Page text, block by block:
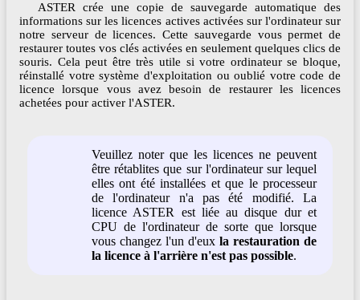
ASTER crée une copie de sauvegarde automatique des
informations sur les licences actives activées sur l'ordinateur sur
notre serveur de licences. Cette sauvegarde vous permet de
restaurer toutes vos clés activées en seulement quelques clics de
souris. Cela peut être très utile si votre ordinateur se bloque,
réinstallé votre système d'exploitation ou oublié votre code de
licence lorsque vous avez besoin de restaurer les licences
achetées pour activer l'ASTER.
Veuillez noter que les licences ne peuvent
être rétablites que sur l'ordinateur sur lequel
elles ont été installées et que le processeur
de l'ordinateur n'a pas été modifié. La
licence ASTER est liée au disque dur et
CPU de l'ordinateur de sorte que lorsque
vous changez l'un d'eux la restauration de
la licence à l'arrière n'est pas possible.